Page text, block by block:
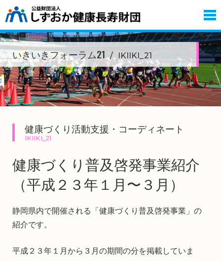
いきいきフォーラム21 IKIIKI_21
健康づくり活動支援・コーディネート
IKIIKI_21
健康づくり普及啓発事業紹介
（平成２３年１月〜３月）
静岡県内で開催される「健康づくり普及啓発事業」の
紹介です。
平成２３年１月から３月の期間の分を掲載していま